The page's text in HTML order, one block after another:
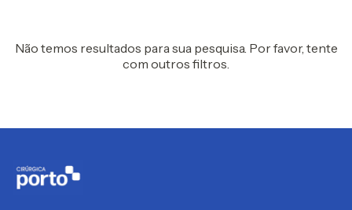
Não temos resultados para sua pesquisa. Por favor, tente
com outros filtros.